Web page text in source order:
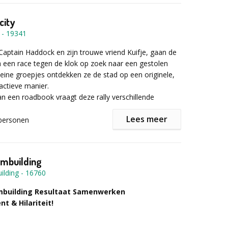
een vrijblijvende offerte.
is er één winnaar. Die persoon mag zich voor
de sociaalste medewerker noemen.
informatie of een vrijblijvende offerte het
- 19341
Haddock en zijn trouwe vriend Kuifje, gaan de
een race tegen de klok op zoek naar een gestolen
groepjes ontdekken ze de stad op een originele,
manier.
een roadbook vraagt deze rally verschillende
tot geschiedenis, architectonisch erfgoed, de
eveneens aangepast worden aan de stad.
Lees meer
- 16760
Resultaat Samenwerken
& Hilariteit!